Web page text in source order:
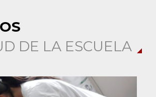
DE LA ESCUELA